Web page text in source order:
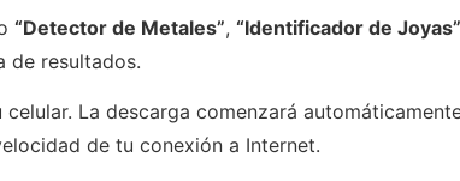
“Detector de Metales”, “Identificador de Joyas”
de resultados.
La descarga comenzará
de tu conexión a Internet.